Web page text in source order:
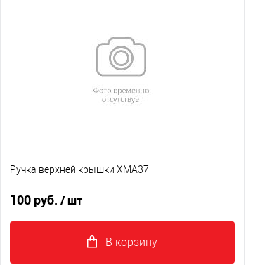
Ручка верхней крышки XMA37
100 руб. / шт
В корзину